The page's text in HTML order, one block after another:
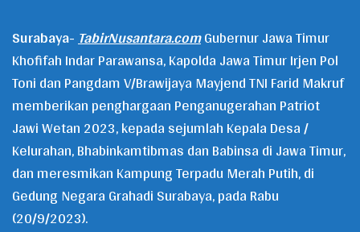
Surabaya-TabirNusantara.comGubernur Jawa Timur
Khofifah Indar Parawansa, Kapolda Jawa Timur Irjen Pol
Toni dan Pangdam V/Brawijaya Mayjend TNI Farid Makruf
memberikan penghargaan Penganugerahan Patriot
Jawi Wetan 2023, kepada sejumlah Kepala Desa /
Kelurahan, Bhabinkamtibmas dan Babinsa di Jawa Timur,
dan meresmikan Kampung Terpadu Merah Putih, di
Gedung Negara Grahadi Surabaya, pada Rabu
(20/9/2023).